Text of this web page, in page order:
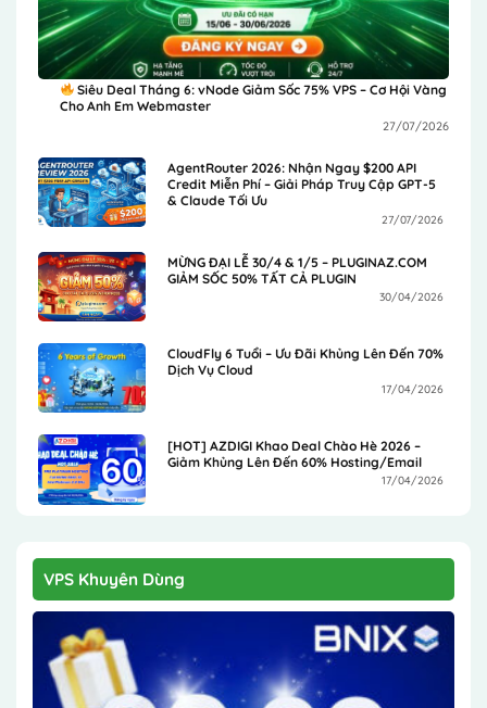
Siêu Deal Tháng 6: vNode Giảm Sốc 75% VPS – Cơ Hội Vàng
Cho Anh Em Webmaster
27/07/2026
AgentRouter 2026: Nhận Ngay $200 API
Credit Miễn Phí – Giải Pháp Truy Cập GPT-5
& Claude Tối Ưu
27/07/2026
MỪNG ĐẠI LỄ 30/4 & 1/5 – PLUGINAZ.COM
GIẢM SỐC 50% TẤT CẢ PLUGIN
30/04/2026
CloudFly 6 Tuổi – Ưu Đãi Khủng Lên Đến 70%
Dịch Vụ Cloud
17/04/2026
[HOT] AZDIGI Khao Deal Chào Hè 2026 –
Giảm Khủng Lên Đến 60% Hosting/Email
17/04/2026
VPS Khuyên Dùng